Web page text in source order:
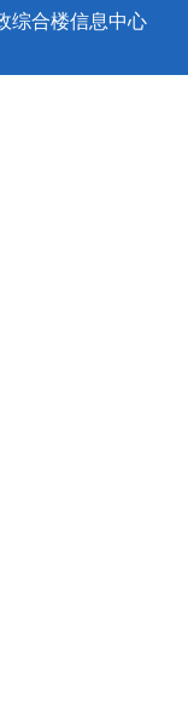
综合楼信息中心